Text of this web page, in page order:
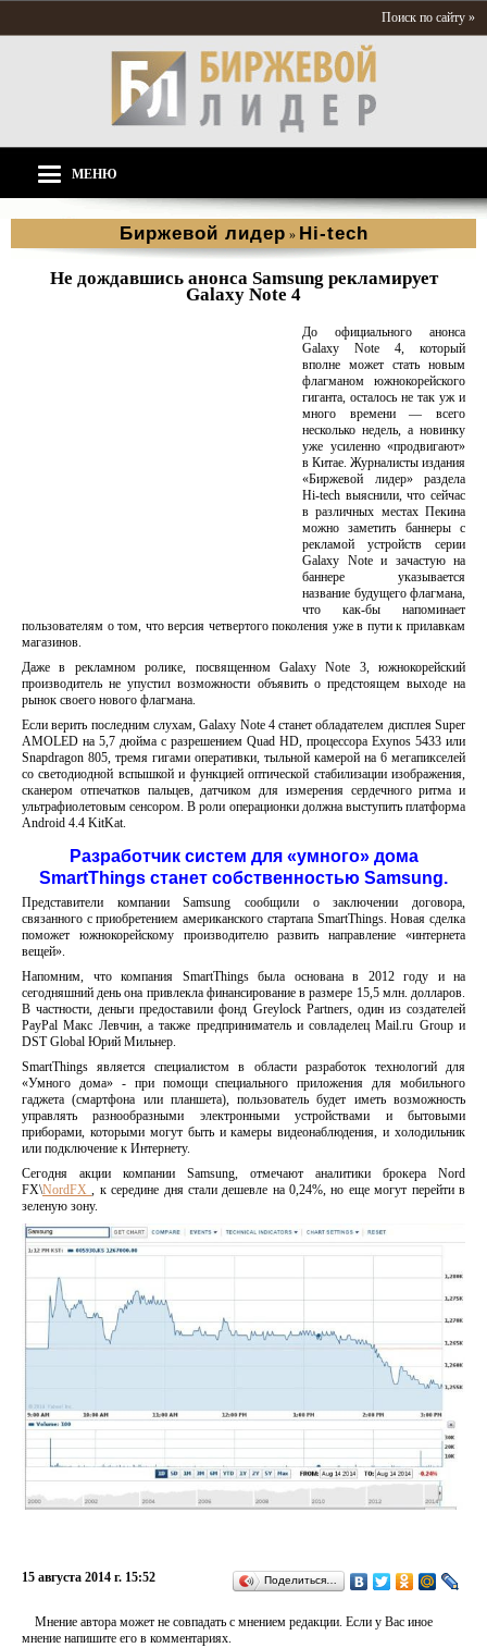
Поиск по сайту »
МЕНЮ
Биржевой лидер » Hi-tech
Не дождавшись анонса Samsung рекламирует
Galaxy Note 4
До официального анонса
Galaxy Note 4, который
вполне может стать новым
флагманом южнокорейского
гиганта, осталось не так уж и
много времени — всего
несколько недель, а новинку
уже усиленно «продвигают»
в Китае. Журналисты издания
«Биржевой лидер» раздела
Hi-tech выяснили, что сейчас
в различных местах Пекина
можно заметить баннеры с
рекламой устройств серии
Galaxy Note и зачастую на
баннере указывается
название будущего флагмана,
что как-бы напоминает
пользователям о том, что версия четвертого поколения уже в пути к прилавкам
магазинов.
Даже в рекламном ролике, посвященном Galaxy Note 3, южнокорейский
производитель не упустил возможности объявить о предстоящем выходе на
рынок своего нового флагмана.
Если верить последним слухам, Galaxy Note 4 станет обладателем дисплея Super
AMOLED на 5,7 дюйма с разрешением Quad HD, процессора Exynos 5433 или
Snapdragon 805, тремя гигами оперативки, тыльной камерой на 6 мегапикселей
со светодиодной вспышкой и функцией оптической стабилизации изображения,
сканером отпечатков пальцев, датчиком для измерения сердечного ритма и
ультрафиолетовым сенсором. В роли операционки должна выступить платформа
Android 4.4 KitKat.
Разработчик систем для «умного» дома
SmartThings станет собственностью Samsung.
Представители компании Samsung сообщили о заключении договора,
связанного с приобретением американского стартапа SmartThings. Новая сделка
поможет южнокорейскому производителю развить направление «интернета
вещей».
Напомним, что компания SmartThings была основана в 2012 году и на
сегодняшний день она привлекла финансирование в размере 15,5 млн. долларов.
В частности, деньги предоставили фонд Greylock Partners, один из создателей
PayPal Макс Левчин, а также предприниматель и совладелец Mail.ru Group и
DST Global Юрий Мильнер.
SmartThings является специалистом в области разработок технологий для
«Умного дома» - при помощи специального приложения для мобильного
гаджета (смартфона или планшета), пользователь будет иметь возможность
управлять разнообразными электронными устройствами и бытовыми
приборами, которыми могут быть и камеры видеонаблюдения, и холодильник
или подключение к Интернету.
Сегодня акции компании Samsung, отмечают аналитики брокера Nord
FX\NordFX, к середине дня стали дешевле на 0,24%, но еще могут перейти в
зеленую зону.
15 августа 2014 г. 15:52 Поделиться…
Мнение автора может не совпадать с мнением редакции. Если у Вас иное
мнение напишите его в комментариях.